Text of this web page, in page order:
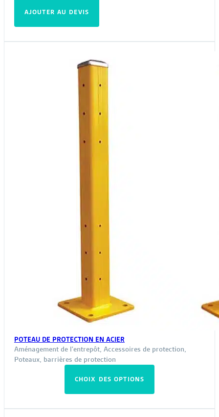
AJOUTER AU DEVIS
POTEAU DE PROTECTION EN ACIER
Aménagement de l'entrepôt, Accessoires de protection,
Poteaux, barrières de protection
CHOIX DES OPTIONS
a
plusieurs